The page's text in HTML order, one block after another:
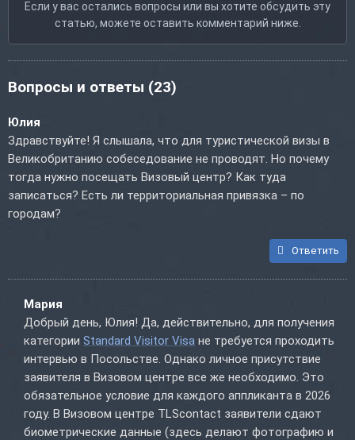
Если у вас остались вопросы или вы хотите обсудить эту
статью, можете оставить комментарий ниже.
Вопросы и ответы (23)
Юлия
Здравствуйте! Я слышала, что для туристической визы в
Великобританию собеседование не проводят. Но почему
тогда нужно посещать Визовый центр? Как туда
записаться? Есть ли территориальная привязка – по
городам?
Ответить
Мария
Добрый день, Юлия! Да, действительно, для получения
категории Standard Visitor Visa не требуется проходить
интервью в Посольстве. Однако личное присутствие
заявителя в Визовом центре все же необходимо. Это
обязательное условие для каждого аппликанта в 2026
году. В Визовом центре TLScontact заявители сдают
биометрические данные (здесь делают фотографию и